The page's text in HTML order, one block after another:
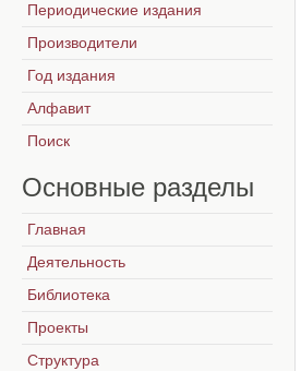
Периодические издания
Производители
Год издания
Алфавит
Поиск
Основные разделы
Главная
Деятельность
Библиотека
Проекты
Структура